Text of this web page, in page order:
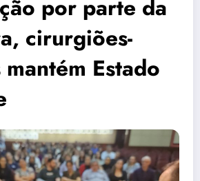
por parte da
cirurgiões-
Estado